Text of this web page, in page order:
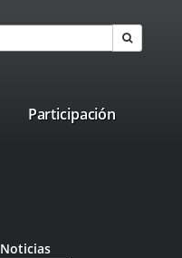
Participación
Noticias